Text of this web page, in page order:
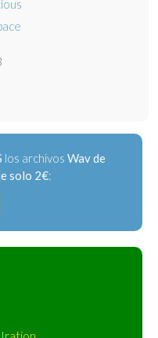
los archivos Wav de
solo 2€: